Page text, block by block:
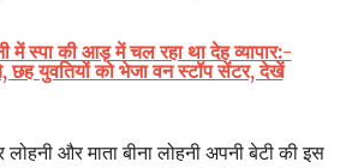
में स्पा की आड़ में चल रहा था देह व्यापार:-
छह युवतियों को भेजा वन स्टॉप सेंटर, देखें
और माता बीना लोहनी अपनी बेटी की इस